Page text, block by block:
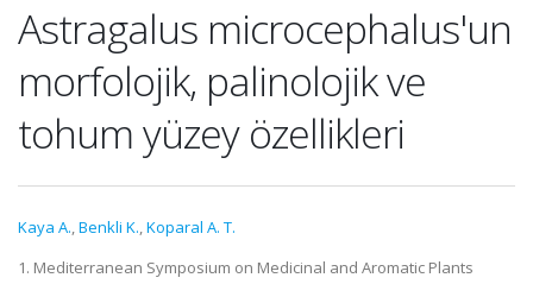
Astragalus microcephalus'un
morfolojik, palinolojik ve
tohum yüzey özellikleri
Kaya A.,Benkli K.,Koparal A. T.
1. Mediterranean Symposium on Medicinal and Aromatic Plants